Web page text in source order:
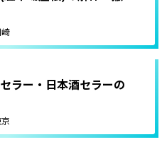
ラー・日本酒セラーの